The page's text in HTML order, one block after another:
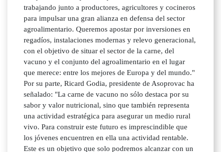
trabajando junto a productores, agricultores y cocineros
para impulsar una gran alianza en defensa del sector
agroalimentario. Queremos apostar por inversiones en
regadíos, instalaciones modernas y relevo generacional,
con el objetivo de situar el sector de la carne, del
vacuno y el conjunto del agroalimentario en el lugar
que merece: entre los mejores de Europa y del mundo."
Por su parte, Ricard Godia, presidente de Asoprovac ha
señalado: "La carne de vacuno no sólo destaca por su
sabor y valor nutricional, sino que también representa
una actividad estratégica para asegurar un medio rural
vivo. Para construir este futuro es imprescindible que
los jóvenes encuentren en ella una actividad rentable.
Este es un objetivo que solo podremos alcanzar con un